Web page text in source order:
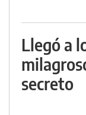
Llegó a
secreto